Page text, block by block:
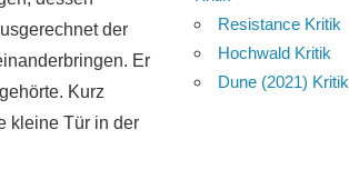
der
Er
Kurz
kleine Tür in der
Resistance Kritik
Hochwald Kritik
Dune (2021) Kritik